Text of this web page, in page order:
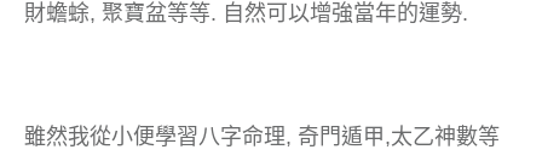
財蟾蜍, 聚寶盆等等. 自然可以增強當年的運勢.
雖然我從小便學習八字命理, 奇門遁甲,太乙神數等